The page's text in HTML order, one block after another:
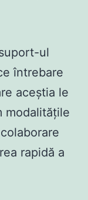
ul
întrebare
aceștia le
modalitățile
rapidă a